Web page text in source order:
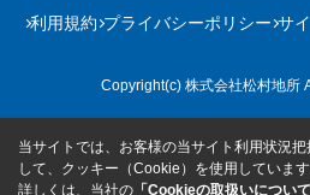
利用規約 プライバシーポリシー サ
Copyright(c) 株式会社松村地所
当サイトでは、お客様の当サイト利用状況
して、クッキー（Cookie）を使用しています
詳しくは、当社の 「Cookieの取扱いについて